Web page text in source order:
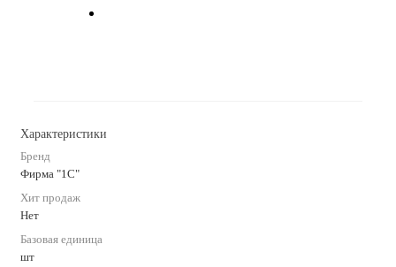
Характеристики
Бренд
Фирма "1С"
Хит продаж
Нет
Базовая единица
шт